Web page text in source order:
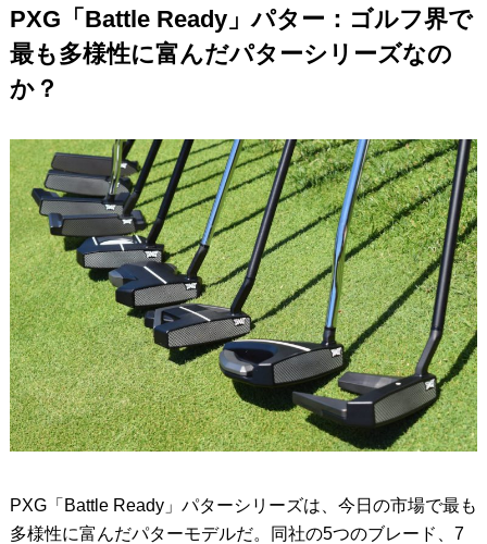
PXG「Battle Ready」パター：ゴルフ界で
最も多様性に富んだパターシリーズなの
か？
PXG「Battle Ready」パターシリーズは、今日の市場で最も
多様性に富んだパターモデルだ。同社の5つのブレード、7